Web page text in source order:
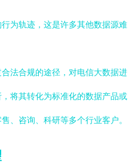
行为轨迹，这是许多其他数据源难
法合规的途径，对电信大数据进
将其转化为标准化的数据产品或
、咨询、科研等多个行业客户。